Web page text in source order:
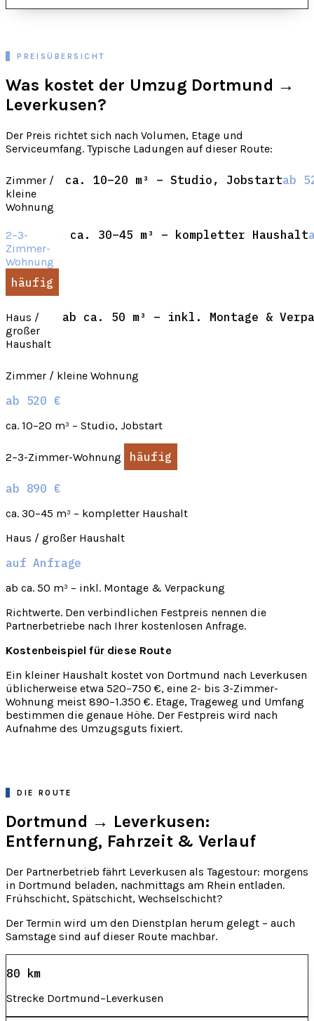
PREISÜBERSICHT
Was kostet der Umzug Dortmund →
Leverkusen?
Der Preis richtet sich nach Volumen, Etage und
Serviceumfang. Typische Ladungen auf dieser Route:
Zimmer /
kleine
Wohnung
ca. 10–20 m³ – Studio, Jobstartab
2–3-
Zimmer-
Wohnung
häufig
ca. 30–45 m³ – kompletter Haushalt
Haus /
großer
Haushalt
ab ca. 50 m³ – inkl. Montage &
Zimmer / kleine Wohnung
ab 520 €
ca. 10–20 m³ – Studio, Jobstart
2–3-Zimmer-Wohnung häufig
ab 890 €
ca. 30–45 m³ – kompletter Haushalt
Haus / großer Haushalt
auf Anfrage
ab ca. 50 m³ – inkl. Montage & Verpackung
Richtwerte. Den verbindlichen Festpreis nennen die
Partnerbetriebe nach Ihrer kostenlosen Anfrage.
Kostenbeispiel für diese Route
Ein kleiner Haushalt kostet von Dortmund nach Leverkusen
üblicherweise etwa 520–750 €, eine 2- bis 3-Zimmer-
Wohnung meist 890–1.350 €. Etage, Trageweg und Umfang
bestimmen die genaue Höhe. Der Festpreis wird nach
Aufnahme des Umzugsguts fixiert.
DIE ROUTE
Dortmund → Leverkusen:
Entfernung, Fahrzeit & Verlauf
Der Partnerbetrieb fährt Leverkusen als Tagestour: morgens
in Dortmund beladen, nachmittags am Rhein entladen.
Frühschicht, Spätschicht, Wechselschicht?
Der Termin wird um den Dienstplan herum gelegt – auch
Samstage sind auf dieser Route machbar.
80 km
Strecke Dortmund–Leverkusen